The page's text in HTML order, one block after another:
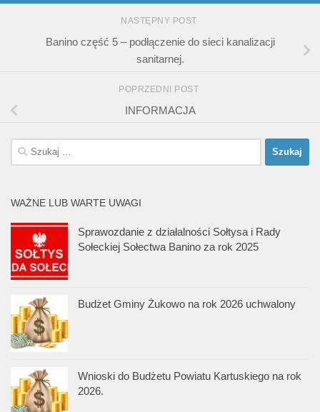
NASTĘPNY POST
Banino część 5 – podłączenie do sieci kanalizacji
sanitarnej.
POPRZEDNI POST
INFORMACJA
Szukaj:
WAŻNE LUB WARTE UWAGI
Sprawozdanie z działalności Sołtysa i Rady
Sołeckiej Sołectwa Banino za rok 2025
Budżet Gminy Żukowo na rok 2026 uchwalony
Wnioski do Budżetu Powiatu Kartuskiego na rok
2026.